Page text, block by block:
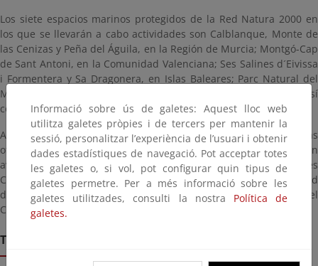
Los siete espacios marinos protegidos de la Red Natura 2000 en
los que se llevarán a cabo actividades son Calblanque, Monte de
las Cenizas y Peña del Águila, en la Región de Murcia; Montgó-Cap
de Sant Antoni, en la Comunidad Valenciana; Ses Salines d´Eivissa
i Formentera y Sa Dragonera, en Islas Baleares; Parc Natural del
Montgrí, Les Medes i El Baix Ter y Delta de l’Ebre, en Cataluña; así
como Cabo de Gata-Níjar, en Andalucía.
Además, la travesía del velero también transcurrirá por muchas
otras zonas en las que se tomarán imágenes y se realizarán
avistamientos de fauna, como los espacios de las islas Baleares
Canal de Ibiza, Badies de Pollença i Alcúdia (Mallorca) y Costa sud
de Menorca - Costa Nord de Ciutadella (Menorca) así como por el
Canal de Menorca.
TOUR DE NAVEGACIÓN Y ACTIVIDADES
Informació sobre ús de galetes: Aquest lloc web
utilitza galetes pròpies i de tercers per mantenir la
sessió, personalitzar l’experiència de l’usuari i obtenir
dades estadístiques de navegació. Pot acceptar totes
les galetes o, si vol, pot configurar quin tipus de
galetes permetre. Per a més informació sobre les
galetes utilitzades, consulti la nostra Política de
galetes.